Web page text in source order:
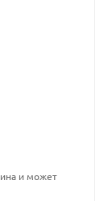
и может